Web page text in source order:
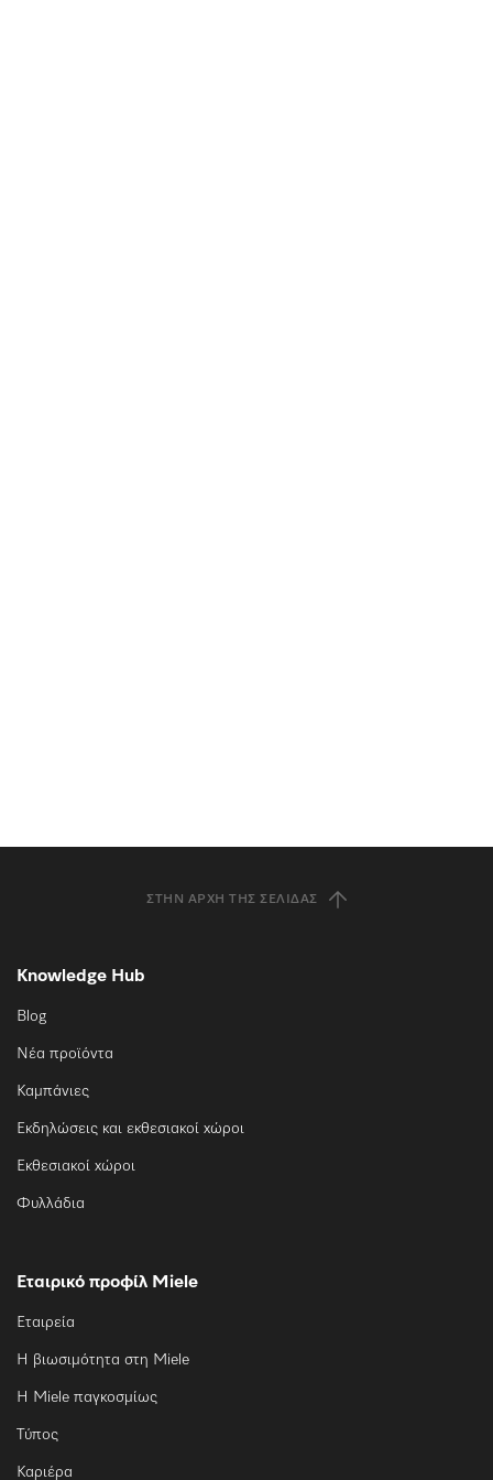
ΣΤΗΝ ΑΡΧΉ ΤΗΣ ΣΕΛΊΔΑΣ
Knowledge Hub
Blog
Νέα προϊόντα
Καμπάνιες
Εκδηλώσεις και εκθεσιακοί χώροι
Εκθεσιακοί χώροι
Φυλλάδια
Εταιρικό προφίλ Miele
Εταιρεία
Η βιωσιμότητα στη Miele
Η Miele παγκοσμίως
Τύπος
Καριέρα